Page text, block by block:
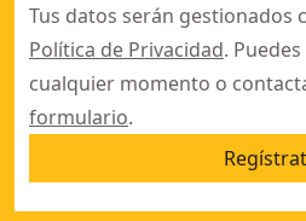
Tus datos serán gestionados
Política de Privacidad.
cualquier momento o
formulario.